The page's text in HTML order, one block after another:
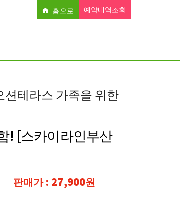
홈으로 예약내역조회
테라스 가족을 위한
! [스카이라인부산
판매가 : 27,900원